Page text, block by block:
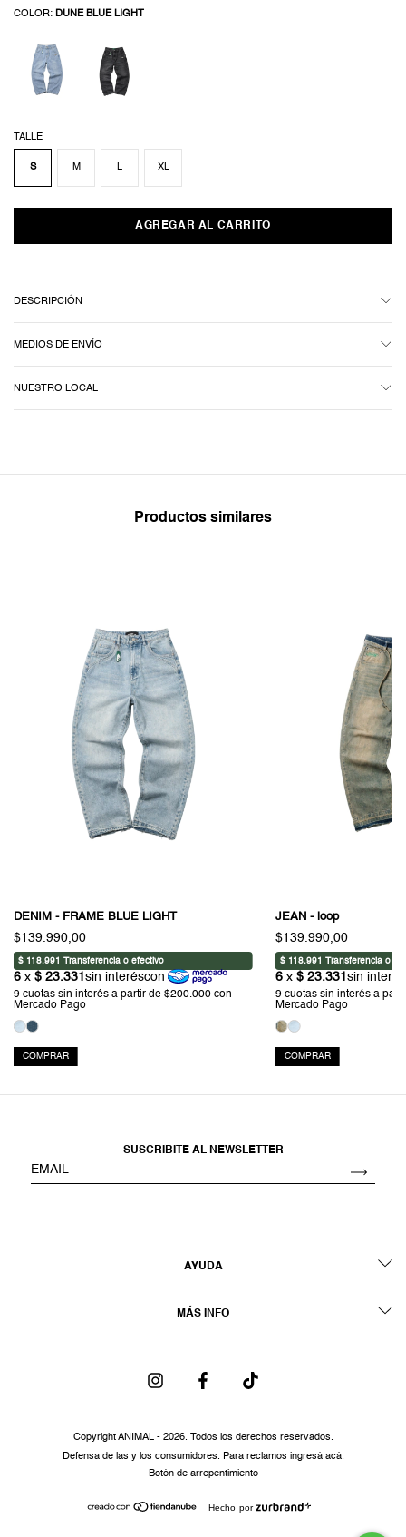
COLOR: DUNE BLUE LIGHT
TALLE
S M L XL
DESCRIPCIÓN
MEDIOS DE ENVÍO
NUESTRO LOCAL
Productos similares
DENIM - FRAME BLUE LIGHT
$139.990,00
COMPRAR
JEAN - loop
$139.990,00
COMPRAR
SUSCRIBITE AL NEWSLETTER
AYUDA
MÁS INFO
Copyright ANIMAL - 2026. Todos los derechos reservados.
Defensa de las y los consumidores. Para reclamos ingresá acá.
Botón de arrepentimiento
Hecho por